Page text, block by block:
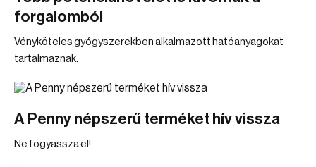
forgalomból
Vényköteles gyógyszerekben alkalmazott hatóanyagokat
tartalmaznak.
A Penny népszerű terméket hív vissza
Ne fogyassza el!